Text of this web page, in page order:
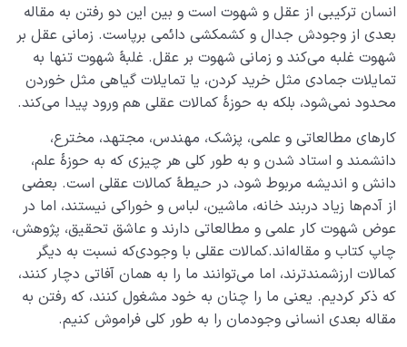
انسان ترکیبی از عقل و شهوت است و بین این دو رفتن به مقاله
بعدی از وجودش جدال و کشمکشی دائمی ‌برپاست. زمانی عقل بر
شهوت غلبه می‌کند و زمانی شهوت بر عقل. غلبۀ شهوت تنها به
تمایلات جمادی مثل خرید کردن، یا تمایلات گیاهی مثل خوردن
محدود نمی‌شود، بلکه به حوزۀ کمالات عقلی هم ورود پیدا می‌کند.
کارهای مطالعاتی و علمی، پزشک، مهندس، مجتهد، مخترع،
دانشمند و استاد شدن و به طور کلی هر چیزی که به حوزۀ علم،
دانش و اندیشه مربوط شود، در حیطۀ کمالات عقلی است. بعضی
از آدم‌ها زیاد دربند خانه، ماشین، لباس و خوراکی نیستند، اما در
عوض شهوت کار علمی ‌و مطالعاتی دارند و عاشق تحقیق، پژوهش،
چاپ کتاب و مقاله‌اند.کمالات عقلی با وجودی‌که نسبت به دیگر
کمالات ارزشمندترند، اما می‌توانند ما را به همان آفاتی دچار کنند،
که ذکر کردیم. یعنی ما را چنان به خود مشغول کنند، که رفتن به
مقاله بعدی انسانی وجودمان را به طور کلی فراموش کنیم.